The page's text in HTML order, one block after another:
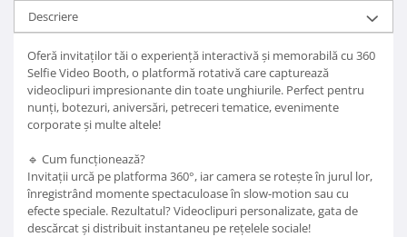
Descriere
Oferă invitaților tăi o experiență interactivă și memorabilă cu 360
Selfie Video Booth, o platformă rotativă care capturează
videoclipuri impresionante din toate unghiurile. Perfect pentru
nunți, botezuri, aniversări, petreceri tematice, evenimente
corporate și multe altele!
🔹 Cum funcționează?
Invitații urcă pe platforma 360°, iar camera se rotește în jurul lor,
înregistrând momente spectaculoase în slow-motion sau cu
efecte speciale. Rezultatul? Videoclipuri personalizate, gata de
descărcat și distribuit instantaneu pe rețelele sociale!